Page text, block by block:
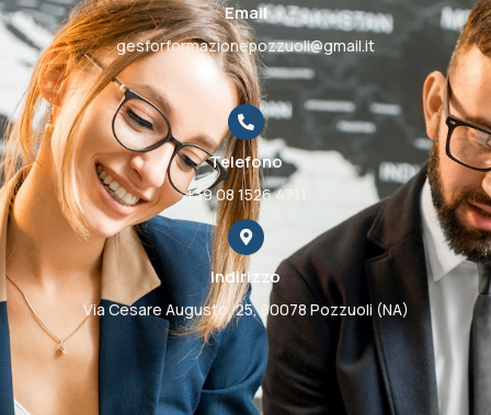
Email
gesforformazionepozzuoli@gmail.it
Telefono
+39 08 1526 4711
Indirizzo
Via Cesare Augusto, 25, 80078 Pozzuoli (NA)